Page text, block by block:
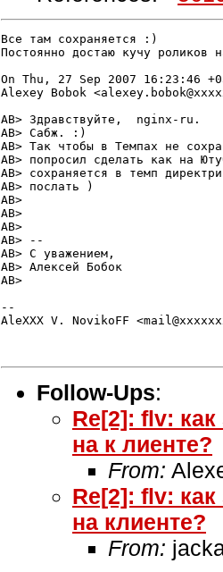
Все там сохраняется :)
Постоянно достаю кучу роликов
On Thu, 27 Sep 2007 16:23:46
Alexey Bobok
AB> Здравствуйте,  nginx-ru.
AB> Сабж. :)
AB> Так чтобы в Темпах не
AB> попросил сделать как на
AB> сохраняется в темп
AB> послать )
AB>
AB>
AB>
AB> --
AB> С уважением,
AB> Алексей
AB>
--
AleXXX V. NovikoFF
Follow-Ups:
Re[2]: flv:
на к лиенте?
From:
Re[2]: flv:
на клиенте?
From: